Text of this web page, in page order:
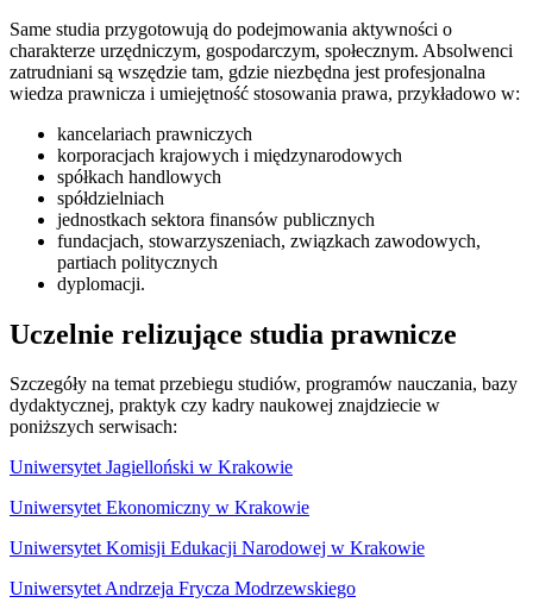
Same studia przygotowują do podejmowania aktywności o
charakterze urzędniczym, gospodarczym, społecznym. Absolwenci
zatrudniani są wszędzie tam, gdzie niezbędna jest profesjonalna
wiedza prawnicza i umiejętność stosowania prawa, przykładowo w:
kancelariach prawniczych
korporacjach krajowych i międzynarodowych
spółkach handlowych
spółdzielniach
jednostkach sektora finansów publicznych
fundacjach, stowarzyszeniach, związkach zawodowych,
partiach politycznych
dyplomacji.
Uczelnie relizujące studia prawnicze
Szczegóły na temat przebiegu studiów, programów nauczania, bazy
dydaktycznej, praktyk czy kadry naukowej znajdziecie w
poniższych serwisach:
Uniwersytet Jagielloński w Krakowie
Uniwersytet Ekonomiczny w Krakowie
Uniwersytet Komisji Edukacji Narodowej w Krakowie
Uniwersytet Andrzeja Frycza Modrzewskiego